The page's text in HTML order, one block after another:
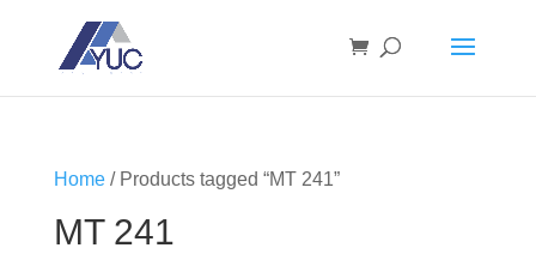
Home/ Products tagged “MT 241”
MT 241